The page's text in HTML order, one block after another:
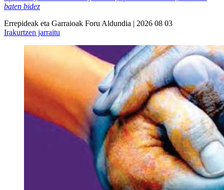
baten bidez
Errepideak eta Garraioak Foru Aldundia | 2026 08 03
Irakurtzen jarraitu